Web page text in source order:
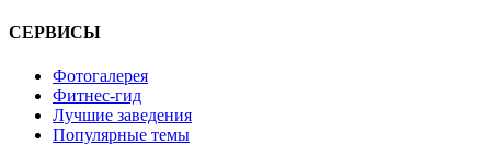
СЕРВИСЫ
Фотогалерея
Фитнес-гид
Лучшие заведения
Популярные темы